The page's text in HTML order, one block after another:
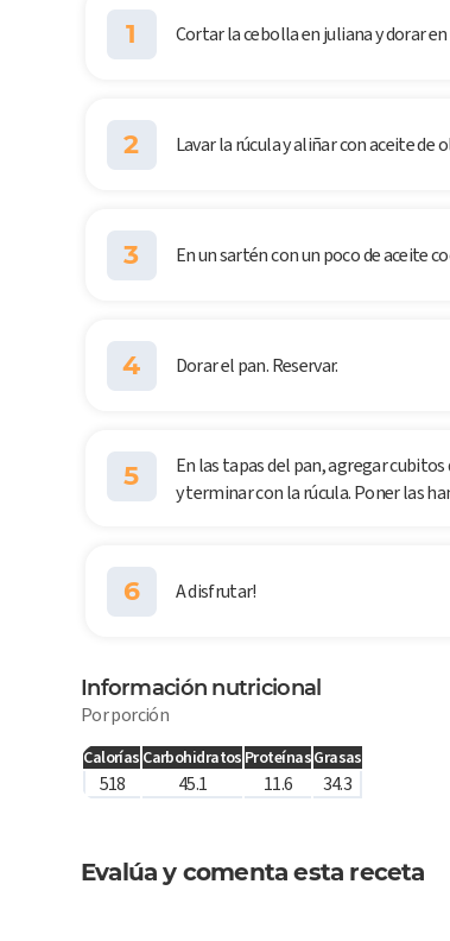
1 Cortar la cebolla en juliana y dorar
2 Lavar la rúcula y aliñar con aceite de
3 En un sartén con un poco de aceite
4 Dorar el pan. Reservar.
5
En las tapas del pan, agregar
y terminar con la rúcula. Poner las
6 A disfrutar!
Información nutricional
Por porción
Calorías Carbohidratos ProteínasGrasas
518 45.1 11.6 34.3
Evalúa y comenta esta receta